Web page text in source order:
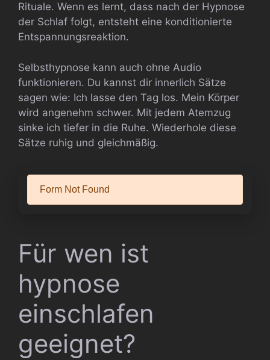
Rituale. Wenn es lernt, dass nach der Hypnose
der Schlaf folgt, entsteht eine konditionierte
Entspannungsreaktion.
Selbsthypnose kann auch ohne Audio
funktionieren. Du kannst dir innerlich Sätze
sagen wie: Ich lasse den Tag los. Mein Körper
wird angenehm schwer. Mit jedem Atemzug
sinke ich tiefer in die Ruhe. Wiederhole diese
Sätze ruhig und gleichmäßig.
Für wen ist
hypnose
einschlafen
geeignet?